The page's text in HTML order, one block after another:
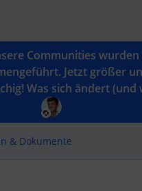
Communities wurden
Jetzt größer
Was sich ändert (und
& Dokumente